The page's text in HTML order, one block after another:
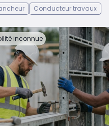
Conducteur travaux
inconnue